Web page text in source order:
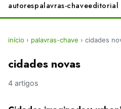
autorespalavras-chaveeditorial
início › palavras-chave › cidades
cidades novas
4 artigos